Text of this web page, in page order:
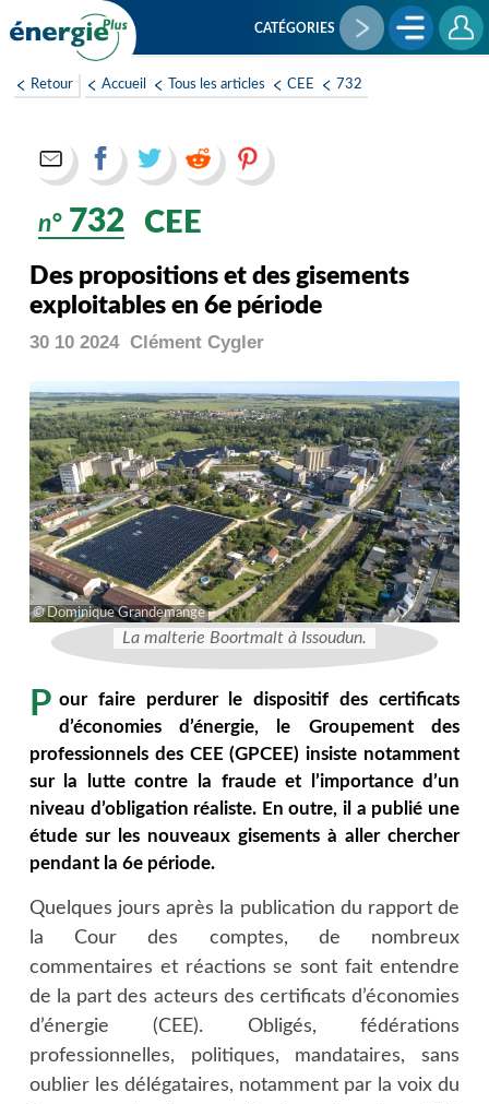
au
CATÉGORIES
Retour Accueil Tous les articles CEE 732
n° 732 CEE
Des propositions et des gisements
exploitables en 6e période
30 10 2024 Clément Cygler
Dominique Grandemange
La malterie Boortmalt à Issoudun.
P our faire perdurer le dispositif des certificats
d’économies d’énergie, le Groupement des
professionnels des CEE (GPCEE) insiste notamment
sur la lutte contre la fraude et l’importance d’un
niveau d’obligation réaliste. En outre, il a publié une
étude sur les nouveaux gisements à aller chercher
pendant la 6e période.
Quelques jours après la publication du rapport de
la Cour des comptes, de nombreux
commentaires et réactions se sont fait entendre
de la part des acteurs des certificats d’économies
d’énergie (CEE). Obligés, fédérations
professionnelles, politiques, mandataires, sans
oublier les délégataires, notamment par la voix du